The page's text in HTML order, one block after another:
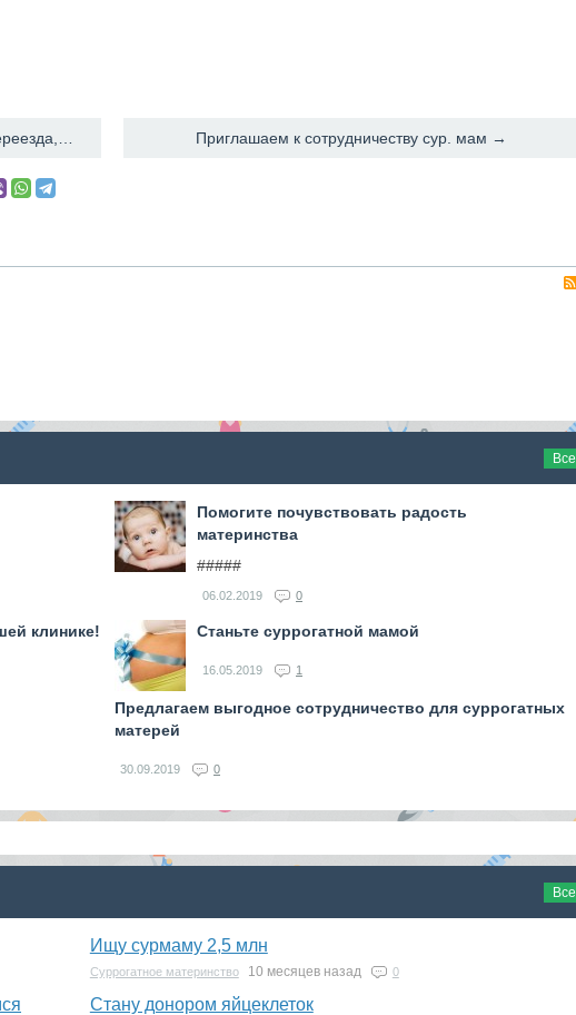
Приглашаем к сотрудничеству сур. мам →
Все
Помогите почувствовать радость
материнства
#####
06.02.2019 0
клинике! Станьте суррогатной мамой
16.05.2019 1
Предлагаем выгодное сотрудничество для суррогатных
матерей
30.09.2019 0
Все
Ищу сурмаму 2,5 млн
Суррогатное материнство 10 месяцев назад 0
Стану донором яйцеклеток